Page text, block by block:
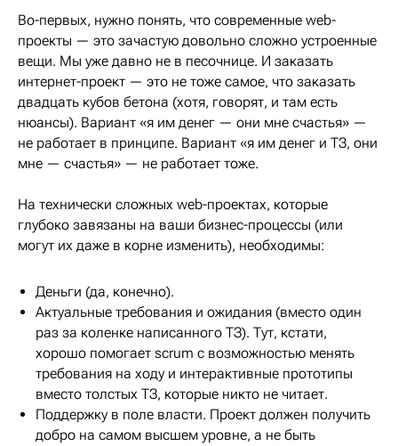
Во-первых, нужно понять, что современные web-
проекты — это зачастую довольно сложно устроенные
вещи. Мы уже давно не в песочнице. И заказать
интернет-проект — это не тоже самое, что заказать
двадцать кубов бетона (хотя, говорят, и там есть
нюансы). Вариант «я им денег — они мне счастья» —
не работает в принципе. Вариант «я им денег и ТЗ, они
мне — счастья» — не работает тоже.
На технически сложных web-проектах, которые
глубоко завязаны на ваши бизнес-процессы (или
могут их даже в корне изменить), необходимы:
Деньги (да, конечно).
Актуальные требования и ожидания (вместо один
раз за коленке написанного ТЗ). Тут, кстати,
хорошо помогает scrum с возможностью менять
требования на ходу и интерактивные прототипы
вместо толстых ТЗ, которые никто не читает.
Поддержку в поле власти. Проект должен получить
добро на самом высшем уровне, а не быть